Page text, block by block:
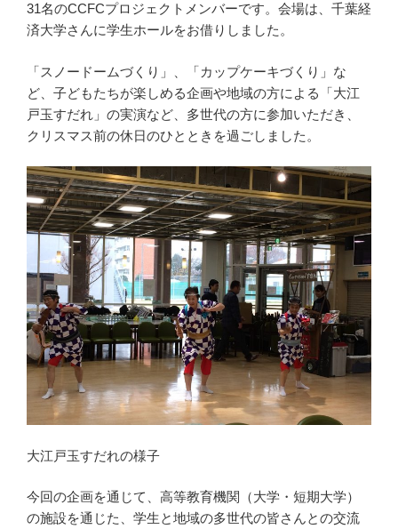
31名のCCFCプロジェクトメンバーです。会場は、千葉経
済大学さんに学生ホールをお借りしました。
「スノードームづくり」、「カップケーキづくり」な
ど、子どもたちが楽しめる企画や地域の方による「大江
戸玉すだれ」の実演など、多世代の方に参加いただき、
クリスマス前の休日のひとときを過ごしました。
大江戸玉すだれの様子
今回の企画を通じて、高等教育機関（大学・短期大学）
の施設を通じた、学生と地域の多世代の皆さんとの交流